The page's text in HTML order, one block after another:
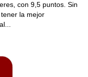
con 9,5 puntos. Sin
la mejor